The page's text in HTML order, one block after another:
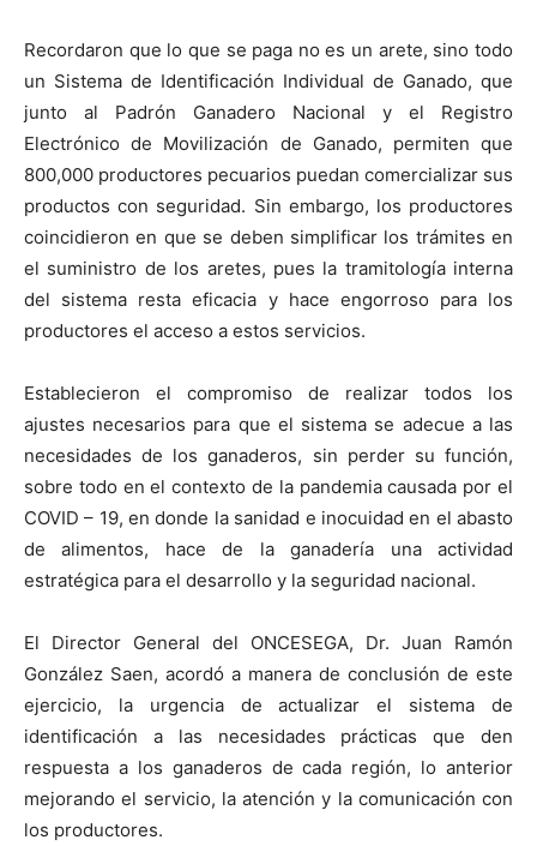
Recordaron que lo que se paga no es un arete, sino todo
un Sistema de Identificación Individual de Ganado, que
junto al Padrón Ganadero Nacional y el Registro
Electrónico de Movilización de Ganado, permiten que
800,000 productores pecuarios puedan comercializar sus
productos con seguridad. Sin embargo, los productores
coincidieron en que se deben simplificar los trámites en
el suministro de los aretes, pues la tramitología interna
del sistema resta eficacia y hace engorroso para los
productores el acceso a estos servicios.
Establecieron el compromiso de realizar todos los
ajustes necesarios para que el sistema se adecue a las
necesidades de los ganaderos, sin perder su función,
sobre todo en el contexto de la pandemia causada por el
COVID – 19, en donde la sanidad e inocuidad en el abasto
de alimentos, hace de la ganadería una actividad
estratégica para el desarrollo y la seguridad nacional.
El Director General del ONCESEGA, Dr. Juan Ramón
González Saen, acordó a manera de conclusión de este
ejercicio, la urgencia de actualizar el sistema de
identificación a las necesidades prácticas que den
respuesta a los ganaderos de cada región, lo anterior
mejorando el servicio, la atención y la comunicación con
los productores.